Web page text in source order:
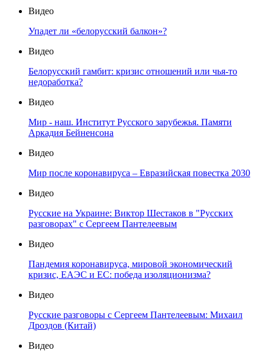
Видео
Упадет ли «белорусский балкон»?
Видео
Белорусский гамбит: кризис отношений или чья-то
недоработка?
Видео
Мир - наш. Институт Русского зарубежья. Памяти
Аркадия Бейненсона
Видео
Мир после коронавируса – Евразийская повестка 2030
Видео
Русские на Украине: Виктор Шестаков в "Русских
разговорах" с Сергеем Пантелеевым
Видео
Пандемия коронавируса, мировой экономический
кризис, ЕАЭС и ЕС: победа изоляционизма?
Видео
Русские разговоры с Сергеем Пантелеевым: Михаил
Дроздов (Китай)
Видео